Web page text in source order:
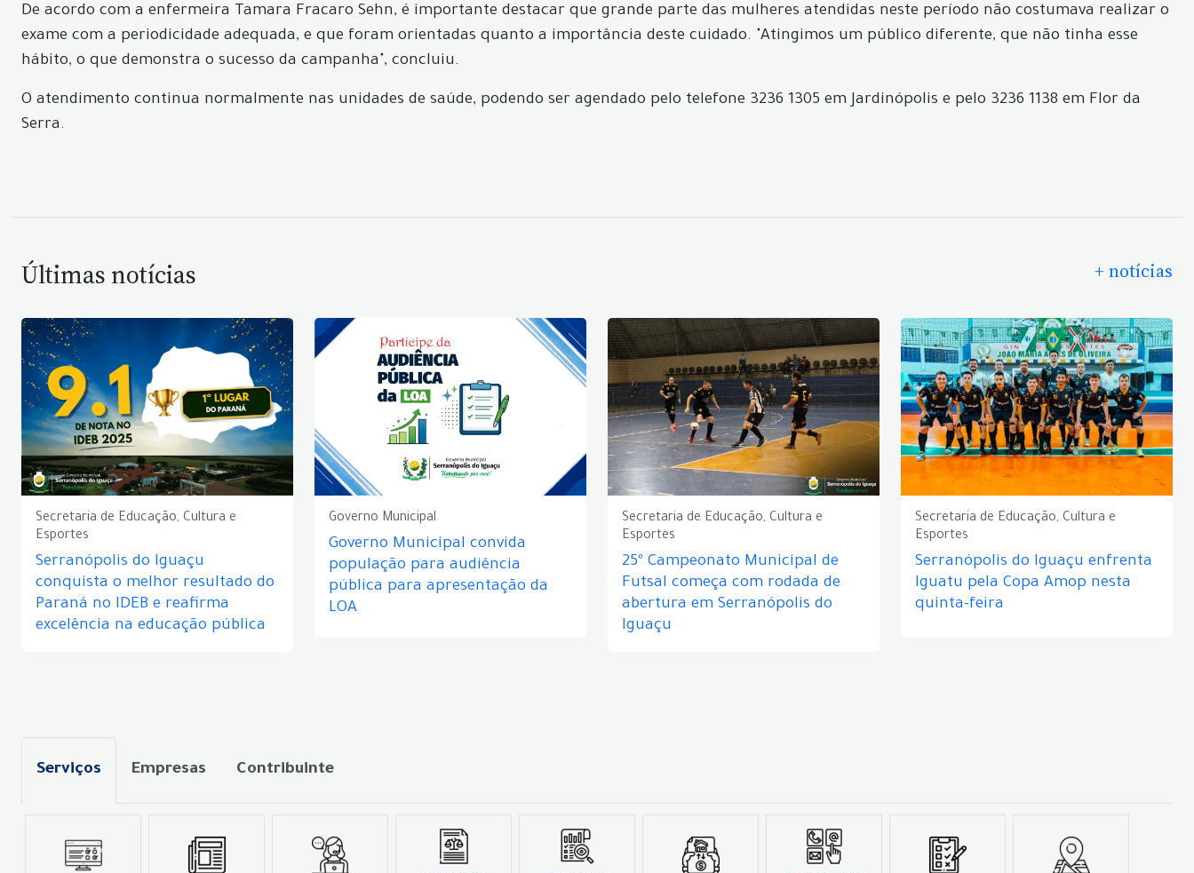
De acordo com a enfermeira Tamara Fracaro Sehn, é importante destacar que grande parte das mulheres atendidas neste período não costumava realizar o
exame com a periodicidade adequada, e que foram orientadas quanto a importância deste cuidado. "Atingimos um público diferente, que não tinha esse
hábito, o que demonstra o sucesso da campanha", concluiu.
O atendimento continua normalmente nas unidades de saúde, podendo ser agendado pelo telefone 3236 1305 em Jardinópolis e pelo 3236 1138 em Flor da
Serra.
Últimas notícias + notícias
Secretaria de Educação, Cultura e
Esportes
Serranópolis do Iguaçu
conquista o melhor resultado do
Paraná no IDEB e reafirma
excelência na educação pública
Governo Municipal
Governo Municipal convida
população para audiência
pública para apresentação da
LOA
Secretaria de Educação, Cultura e
Esportes
25º Campeonato Municipal de
Futsal começa com rodada de
abertura em Serranópolis do
Iguaçu
Secretaria de Educação, Cultura e
Esportes
Serranópolis do Iguaçu enfrenta
Iguatu pela Copa Amop nesta
quinta-feira
Serviços Empresas Contribuinte